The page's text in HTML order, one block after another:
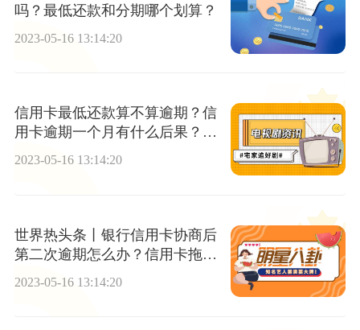
吗？最低还款和分期哪个划算？
2023-05-16 13:14:20
信用卡最低还款算不算逾期？信
用卡逾期一个月有什么后果？_
全球资讯
2023-05-16 13:14:20
世界热头条丨银行信用卡协商后
第二次逾期怎么办？信用卡拖欠
2023-05-16 13:14:20